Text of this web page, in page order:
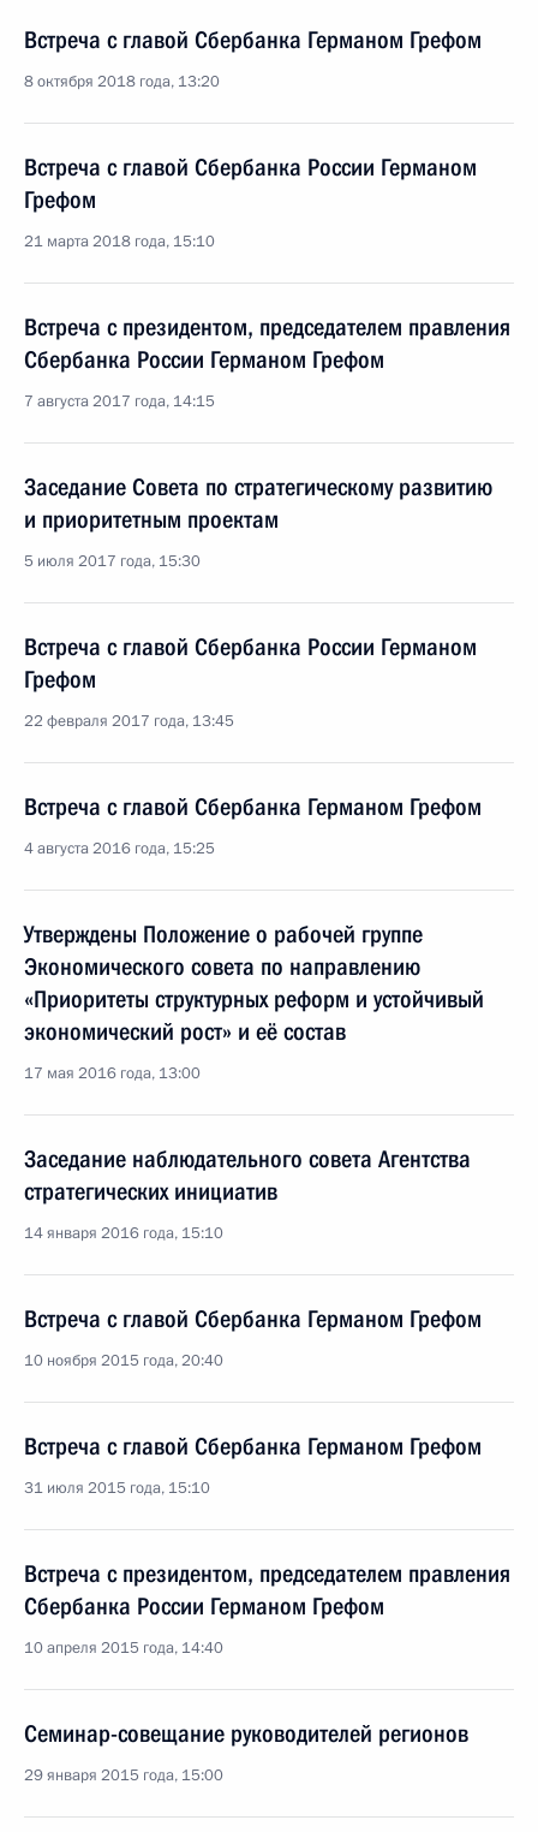
Встреча с главой Сбербанка Германом Грефом
8 октября 2018 года, 13:20
Встреча с главой Сбербанка России Германом
Грефом
21 марта 2018 года, 15:10
Встреча с президентом, председателем правления
Сбербанка России Германом Грефом
7 августа 2017 года, 14:15
Заседание Совета по стратегическому развитию
и приоритетным проектам
5 июля 2017 года, 15:30
Встреча с главой Сбербанка России Германом
Грефом
22 февраля 2017 года, 13:45
Встреча с главой Сбербанка Германом Грефом
4 августа 2016 года, 15:25
Утверждены Положение о рабочей группе
Экономического совета по направлению
«Приоритеты структурных реформ и устойчивый
экономический рост» и её состав
17 мая 2016 года, 13:00
Заседание наблюдательного совета Агентства
стратегических инициатив
14 января 2016 года, 15:10
Встреча с главой Сбербанка Германом Грефом
10 ноября 2015 года, 20:40
Встреча с главой Сбербанка Германом Грефом
31 июля 2015 года, 15:10
Встреча с президентом, председателем правления
Сбербанка России Германом Грефом
10 апреля 2015 года, 14:40
Семинар-совещание руководителей регионов
29 января 2015 года, 15:00